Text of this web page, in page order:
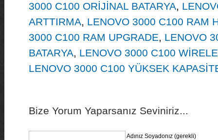
3000 C100 ORİJİNAL BATARYA,
ARTTIRMA, LENOVO 3000 C100 RAM
3000 C100 RAM UPGRADE, LENOVO
BATARYA, LENOVO 3000 C100
LENOVO 3000 C100 YÜKSEK
Bize Yorum Yaparsanız Seviniriz...
Adınız Soyadonız (gerekli)